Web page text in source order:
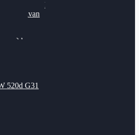
Passat 2.0TDI
T6 Multivan
120d
520d G31